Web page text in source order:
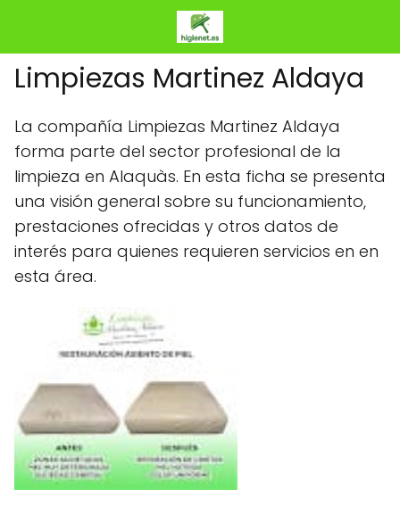
Limpiezas Martinez Aldaya
La compañía Limpiezas Martinez Aldaya
forma parte del sector profesional de la
limpieza en Alaquàs. En esta ficha se presenta
una visión general sobre su funcionamiento,
prestaciones ofrecidas y otros datos de
interés para quienes requieren servicios en en
esta área.